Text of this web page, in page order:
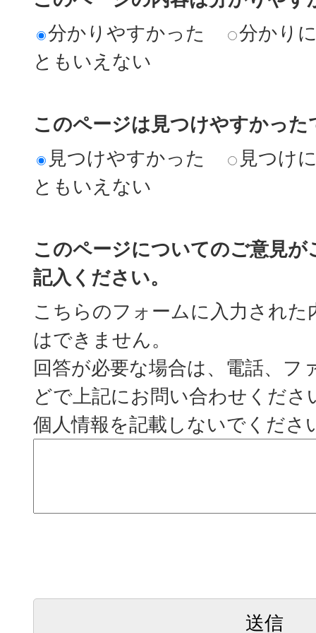
分かりやすかった
分かり
ともいえない
このページは見つけやすかった
見つけやすかった
見つけ
ともいえない
このページについてのご意見
記入ください。
こちらのフォームに入力された
はできません。
回答が必要な場合は、電話、フ
どで上記にお問い合わせくださ
個人情報を記載しないでくださ